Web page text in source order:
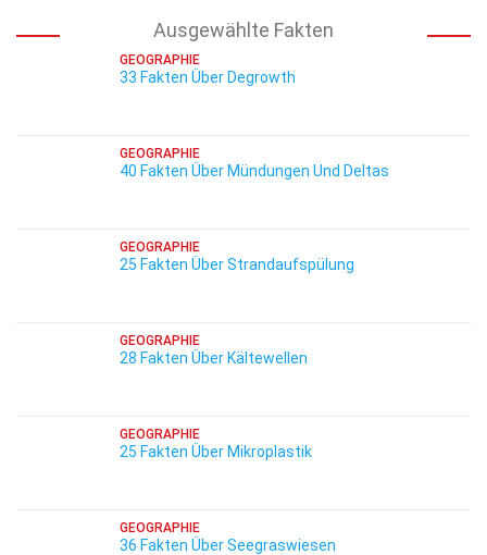
Ausgewählte Fakten
GEOGRAPHIE
33 Fakten Über Degrowth
GEOGRAPHIE
40 Fakten Über Mündungen Und Deltas
GEOGRAPHIE
25 Fakten Über Strandaufspülung
GEOGRAPHIE
28 Fakten Über Kältewellen
GEOGRAPHIE
25 Fakten Über Mikroplastik
GEOGRAPHIE
36 Fakten Über Seegraswiesen